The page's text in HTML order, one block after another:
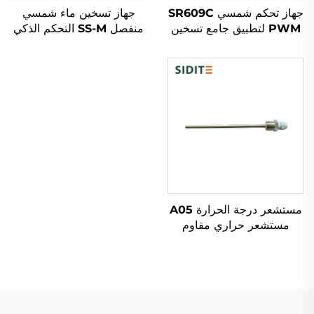
جهاز تحكم شمسي SR609C
PWM لتطبيق جامع تسخين
جهاز تسخين ماء شمسي
منفصل SS-M التحكم الذكي
مستشعر درجة الحرارة A05
مستشعر حراري مقاوم